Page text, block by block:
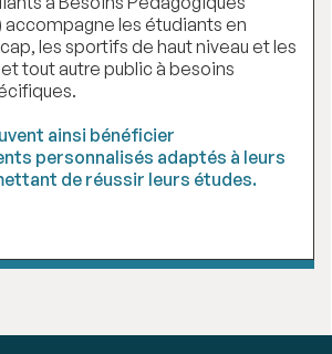
accompagne les étudiants en
les sportifs de haut niveau et les
tout autre public à besoins
ainsi bénéficier
personnalisés adaptés à leurs
de réussir leurs études.